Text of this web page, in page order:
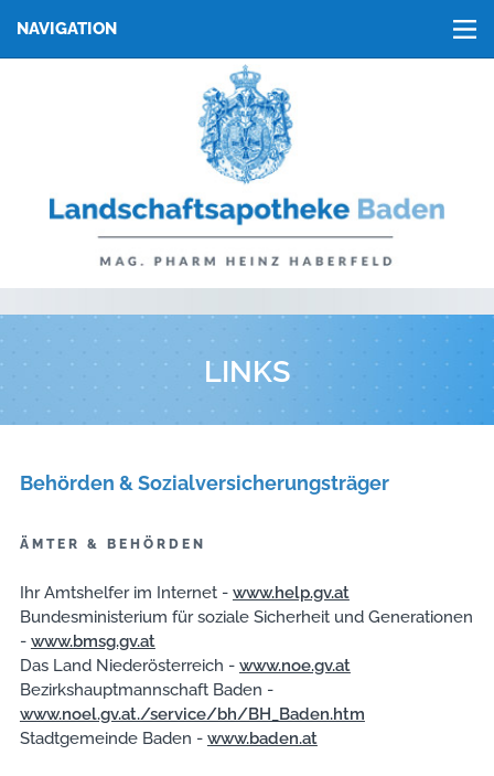
NAVIGATION
▼
LINKS
Behörden & Sozialversicherungsträger
ÄMTER & BEHÖRDEN
Ihr Amtshelfer im Internet - www.help.gv.at
Bundesministerium für soziale Sicherheit und Generationen
- www.bmsg.gv.at
Das Land Niederösterreich - www.noe.gv.at
Bezirkshauptmannschaft Baden -
www.noel.gv.at./service/bh/BH_Baden.htm
Stadtgemeinde Baden - www.baden.at